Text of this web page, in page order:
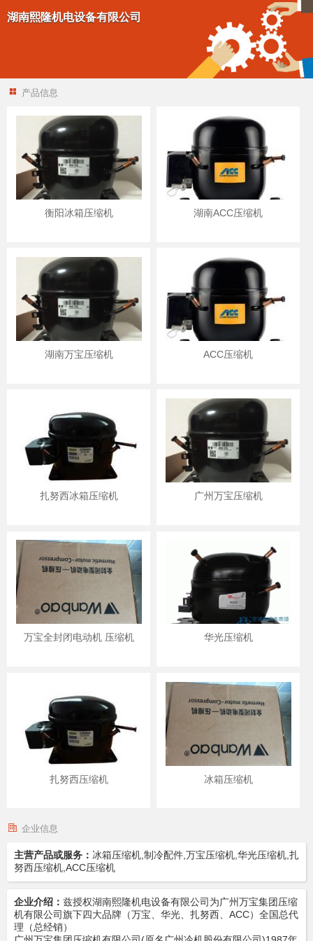
湖南熙隆机电设备有限公司
产品信息
衡阳冰箱压缩机 湖南ACC压缩机
湖南万宝压缩机 ACC压缩机
扎努西冰箱压缩机 广州万宝压缩机
万宝全封闭电动机 压缩机 华光压缩机
扎努西压缩机 冰箱压缩机
企业信息
主营产品或服务： 冰箱压缩机,制冷配件,万宝压缩机,华光压缩机,扎
努西压缩机,ACC压缩机
企业介绍： 兹授权湖南熙隆机电设备有限公司为广州万宝集团压缩
机有限公司旗下四大品牌（万宝、华光、扎努西、ACC）全国总代
理（总经销）